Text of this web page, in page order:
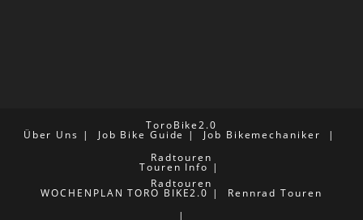
ToroBike2.0
Über Uns Job Bike Guide
Job Bikemechaniker
Radtouren
Touren Info
Radtouren
WOCHENPLAN TORO BIKE2.0 Rennrad Touren